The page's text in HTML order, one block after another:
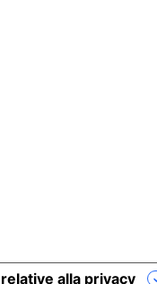
alla privacy